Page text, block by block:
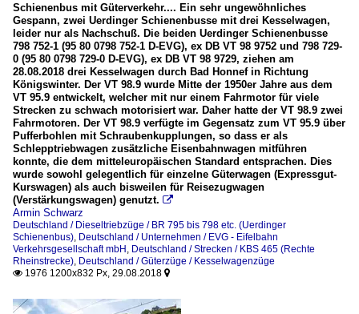
Schienenbus mit Güterverkehr.... Ein sehr ungewöhnliches
Gespann, zwei Uerdinger Schienenbusse mit drei Kesselwagen,
leider nur als Nachschuß. Die beiden Uerdinger Schienenbusse
798 752-1 (95 80 0798 752-1 D-EVG), ex DB VT 98 9752 und 798 729-
0 (95 80 0798 729-0 D-EVG), ex DB VT 98 9729, ziehen am
28.08.2018 drei Kesselwagen durch Bad Honnef in Richtung
Königswinter. Der VT 98.9 wurde Mitte der 1950er Jahre aus dem
VT 95.9 entwickelt, welcher mit nur einem Fahrmotor für viele
Strecken zu schwach motorisiert war. Daher hatte der VT 98.9 zwei
Fahrmotoren. Der VT 98.9 verfügte im Gegensatz zum VT 95.9 über
Pufferbohlen mit Schraubenkupplungen, so dass er als
Schlepptriebwagen zusätzliche Eisenbahnwagen mitführen
konnte, die dem mitteleuropäischen Standard entsprachen. Dies
wurde sowohl gelegentlich für einzelne Güterwagen (Expressgut-
Kurswagen) als auch bisweilen für Reisezugwagen
(Verstärkungswagen) genutzt. 
Armin Schwarz
Deutschland / Dieseltriebzüge / BR 795 bis 798 etc. (Uerdinger
Schienenbus) Deutschland / Unternehmen / EVG - Eifelbahn
Verkehrsgesellschaft mbH Deutschland / Strecken / KBS 465 (Rechte
Rheinstrecke) Deutschland / Güterzüge / Kesselwagenzüge
 1976 1200x832 Px, 29.08.2018 